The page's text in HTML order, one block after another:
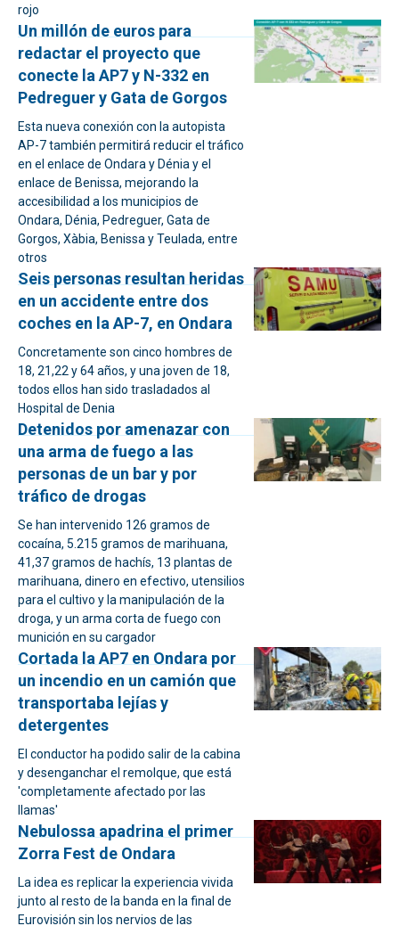
rojo
Un millón de euros para
redactar el proyecto que
conecte la AP7 y N-332 en
Pedreguer y Gata de Gorgos
Esta nueva conexión con la autopista
AP-7 también permitirá reducir el tráfico
en el enlace de Ondara y Dénia y el
enlace de Benissa, mejorando la
accesibilidad a los municipios de
Ondara, Dénia, Pedreguer, Gata de
Gorgos, Xàbia, Benissa y Teulada, entre
otros
Seis personas resultan heridas
en un accidente entre dos
coches en la AP-7, en Ondara
Concretamente son cinco hombres de
18, 21,22 y 64 años, y una joven de 18,
todos ellos han sido trasladados al
Hospital de Denia
Detenidos por amenazar con
una arma de fuego a las
personas de un bar y por
tráfico de drogas
Se han intervenido 126 gramos de
cocaína, 5.215 gramos de marihuana,
41,37 gramos de hachís, 13 plantas de
marihuana, dinero en efectivo, utensilios
para el cultivo y la manipulación de la
droga, y un arma corta de fuego con
munición en su cargador
Cortada la AP7 en Ondara por
un incendio en un camión que
transportaba lejías y
detergentes
El conductor ha podido salir de la cabina
y desenganchar el remolque, que está
'completamente afectado por las
llamas'
Nebulossa apadrina el primer
Zorra Fest de Ondara
La idea es replicar la experiencia vivida
junto al resto de la banda en la final de
Eurovisión sin los nervios de las